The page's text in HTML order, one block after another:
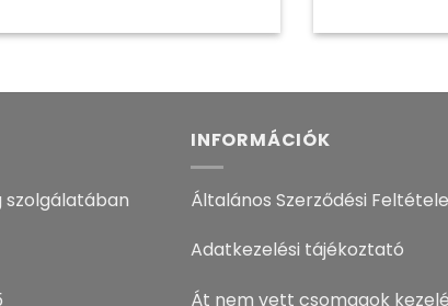
szolgálatában
INFORMÁCIÓK
Általános Szerződési
Adatkezelési tájékoztató
Át nem vett csomagok